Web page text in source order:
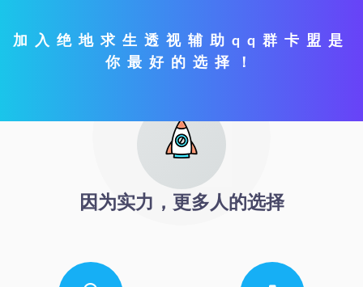
加入绝地求生透视辅助qq群卡盟是
你最好的选择！
因为实力，更多人的选择